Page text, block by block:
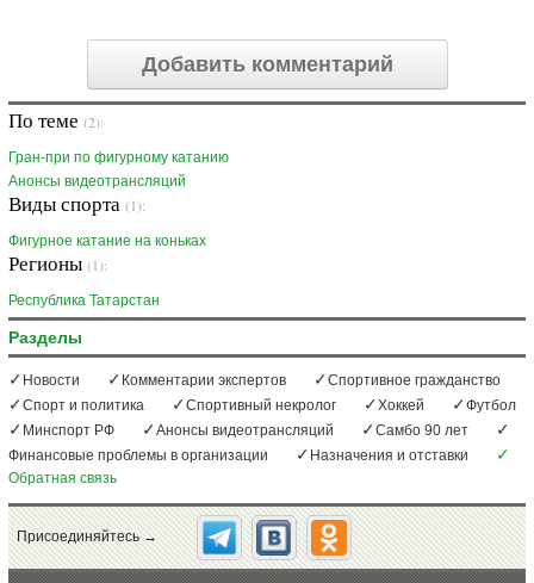
Добавить комментарий
По теме (2):
Гран-при по фигурному катанию
Анонсы видеотрансляций
Виды спорта (1):
Фигурное катание на коньках
Регионы (1):
Республика Татарстан
Разделы
Новости Комментарии экспертов
Спортивное гражданство
Спорт и политика
Спортивный некролог Хоккей
Футбол
Минспорт РФ
Анонсы видеотрансляций
Самбо 90 лет
Финансовые проблемы в организации
Назначения и отставки
Обратная связь
Присоединяйтесь →